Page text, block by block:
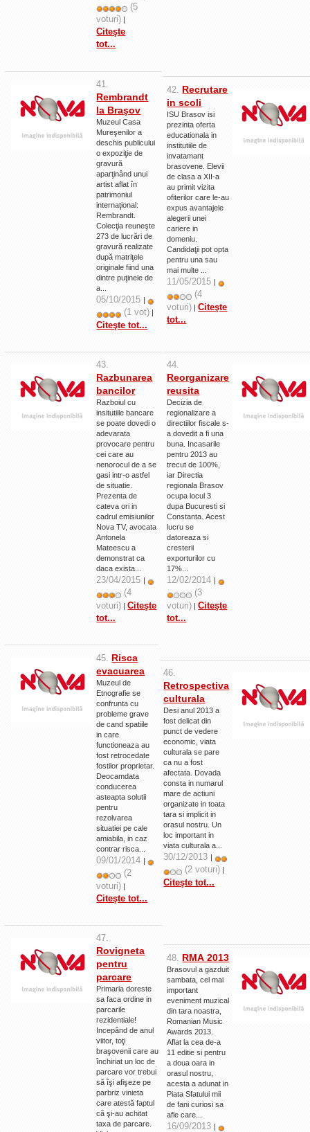
(5
voturi)
Citeşte
tot...
41.
Rembrandt
la Braşov
Muzeul Casa
Mureşenilor a
deschis publicului
o expoziţie de
gravură
aparţinând unui
artist aflat în
patrimoniul
internaţional:
Rembrandt.
Colecţia reuneşte
273 de lucrări de
gravură realizate
după matriţele
originale fiind una
dintre puţinele de
a...
05/10/2015 |
(1 vot)
Citeşte tot...
42. Recrutare
in scoli
ISU Brasov isi
prezinta oferta
educationala in
institutiile de
invatamant
brasovene. Elevii
de clasa a XII-a
au primit vizita
ofiterilor care le-au
expus avantajele
alegerii unei
cariere in
domeniu.
Candidaţii pot opta
pentru una sau
mai multe ...
11/05/2015 |
(4
voturi) |Citeşte
tot...
43.
Razbunarea
bancilor
Razboiul cu
insitutiile bancare
se poate dovedi o
adevarata
provocare pentru
cei care au
nenorocul de a se
gasi intr-o astfel
de situatie.
Prezenta de
cateva ori in
cadrul emisiunilor
Nova TV, avocata
Antonela
Mateescu a
demonstrat ca
daca exista...
23/04/2015 |
voturi) |Citeşte
tot...
44.
Reorganizare
reusita
Decizia de
regionalizare a
directiilor fiscale s-
a dovedit a fi una
buna. Incasarile
pentru 2013 au
trecut de 100%,
iar Directia
regionala Brasov
ocupa locul 3
dupa Bucuresti si
Constanta. Acest
lucru se
datoreaza si
cresterii
exporturilor cu
17%...
12/02/2014 |
voturi) |Citeşte
tot...
45.Risca
evacuarea
Muzeul de
Etnografie se
confrunta cu
probleme grave
de cand spatiile
in care
functioneaza au
fost retrocedate
fostilor proprietar.
Deocamdata
conducerea
asteapta solutii
pentru
rezolvarea
situatiei pe cale
amiabila, in caz
contrar risca...
09/01/2014 |
voturi) |
Citeşte tot...
46.
Retrospectiva
culturala
Desi anul 2013 a
fost delicat din
punct de vedere
economic, viata
culturala se pare
ca nu a fost
afectata. Dovada
consta in numarul
mare de actiuni
organizate in toata
tara si implicit in
orasul nostru. Un
loc important in
viata culturala a...
30/12/2013 |
(2 voturi)
Citeşte tot...
47.
Rovigneta
pentru
parcare
Primaria doreste
sa faca ordine in
parcarile
rezidentiale!
Incepând de anul
viitor, toţi
braşovenii care au
închiriat un loc de
parcare vor trebui
să îşi afişeze pe
parbriz vinieta
care atestă faptul
că şi-au achitat
taxa de parcare.
48.RMA 2013
Brasovul a gazduit
sambata, cel mai
important
eveniment muzical
din tara noastra,
Romanian Music
Awards 2013.
Aflat la cea de-a
11 editie si pentru
a doua oara in
orasul nostru,
acesta a adunat in
Piata Sfatului mii
de fani curiosi sa
afle care...
16/09/2013 |